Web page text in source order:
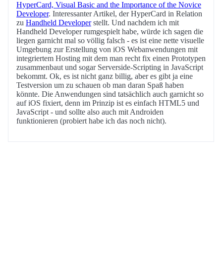
HyperCard, Visual Basic and the Importance of the Novice
Developer. Interessanter Artikel, der HyperCard in Relation
zu Handheld Developerstellt. Und nachdem ich mit
Handheld Developer rumgespielt habe, würde ich sagen die
liegen garnicht mal so völlig falsch - es ist eine nette visuelle
Umgebung zur Erstellung von iOS Webanwendungen mit
integriertem Hosting mit dem man recht fix einen Prototypen
zusammenbaut und sogar Serverside-Scripting in JavaScript
bekommt. Ok, es ist nicht ganz billig, aber es gibt ja eine
Testversion um zu schauen ob man daran Spaß haben
könnte. Die Anwendungen sind tatsächlich auch garnicht so
auf iOS fixiert, denn im Prinzip ist es einfach HTML5 und
JavaScript - und sollte also auch mit Androiden
funktionieren (probiert habe ich das noch nicht).